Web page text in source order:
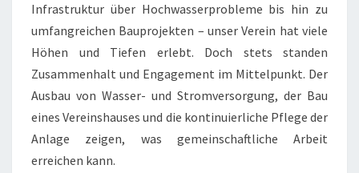
Infrastruktur über Hochwasserprobleme bis hin zu
umfangreichen Bauprojekten – unser Verein hat viele
Höhen und Tiefen erlebt. Doch stets standen
Zusammenhalt und Engagement im Mittelpunkt. Der
Ausbau von Wasser- und Stromversorgung, der Bau
eines Vereinshauses und die kontinuierliche Pflege der
Anlage zeigen, was gemeinschaftliche Arbeit
erreichen kann.